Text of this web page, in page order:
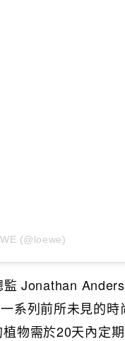
(@loewe)
Jonathan
系列前所未見的時
物需於20天內定